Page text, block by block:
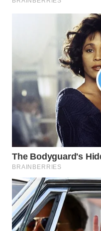
TRAVEL
WAHANA
TV
WAHANANEWS
ID
WAHANANEWS
CO ID
WAHANANEWS
NET